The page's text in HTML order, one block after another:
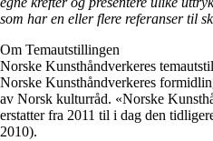
som har en eller flere referanser til
Om Temautstillingen
Norske Kunsthåndverkeres
Norske Kunsthåndverkeres
av Norsk kulturråd. «Norske
erstatter fra 2011 til i dag den
2010).